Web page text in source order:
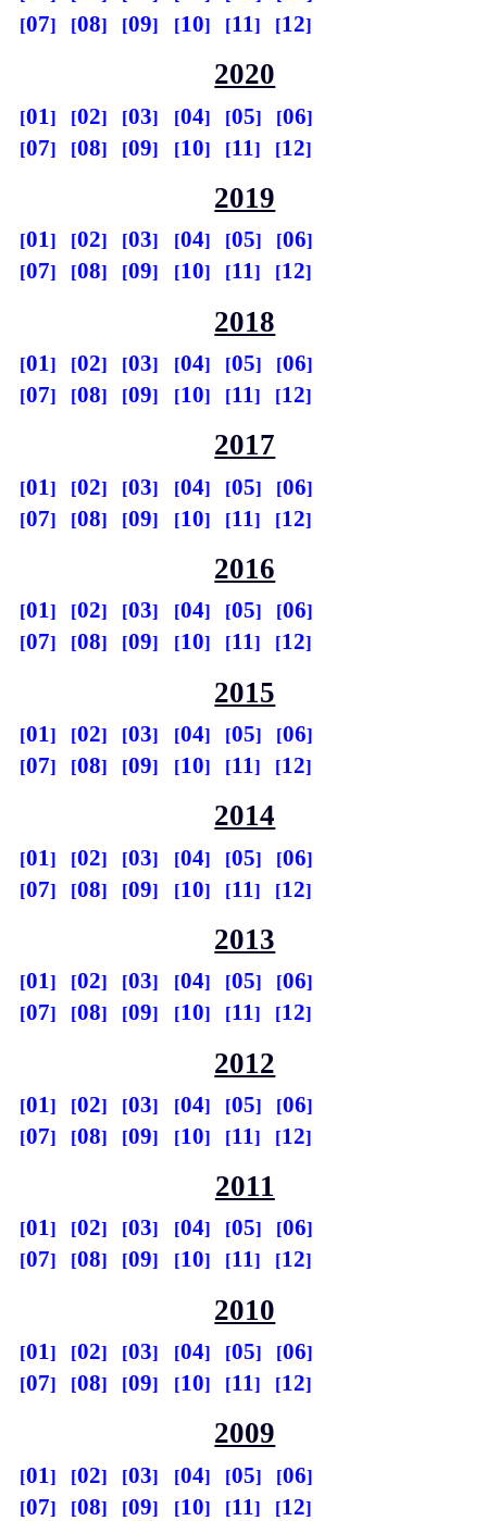
07
08 09 10 11 12
2020
01 02 03 04 05
06
07
08 09 10 11 12
2019
01 02 03 04 05
06
07
08 09 10 11 12
2018
01 02 03 04 05
06
07
08 09 10 11 12
2017
01 02 03 04 05
06
07
08 09 10 11 12
2016
01 02 03 04 05
06
07
08 09 10 11 12
2015
01 02 03 04 05
06
07
08 09 10 11 12
2014
01 02 03 04 05
06
07
08 09 10 11 12
2013
01 02 03 04 05
06
07
08 09 10 11 12
2012
01 02 03 04 05
06
07
08 09 10 11 12
2011
01 02 03 04 05
06
07
08 09 10 11 12
2010
01 02 03 04 05
06
07
08 09 10 11 12
2009
01 02 03 04 05
06
07
08 09 10 11 12